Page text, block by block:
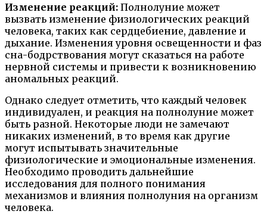
Изменение реакций: Полнолуние может
вызвать изменение физиологических реакций
человека, таких как сердцебиение, давление и
дыхание. Изменения уровня освещенности и фаз
сна-бодрствования могут сказаться на работе
нервной системы и привести к возникновению
аномальных реакций.
Однако следует отметить, что каждый человек
индивидуален, и реакция на полнолуние может
быть разной. Некоторые люди не замечают
никаких изменений, в то время как другие
могут испытывать значительные
физиологические и эмоциональные изменения.
Необходимо проводить дальнейшие
исследования для полного понимания
механизмов и влияния полнолуния на организм
человека.